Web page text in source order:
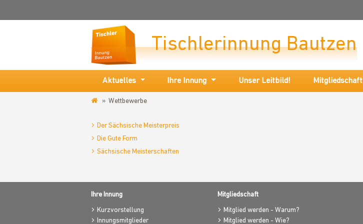
Tischlerinnung Bautzen
Aktuelles Ihre Innung Unser Leitbild! Mitgliedschaft
bautzen.de
Wettbewerbe
Der Sächsische Meisterpreis
Die Gute Form
Sächsische Meisterschaften
Ihre Innung
Kurzvorstellung
Innungsmitglieder
Mitgliedschaft
Mitglied werden - Warum?
Mitglied werden - Wie?